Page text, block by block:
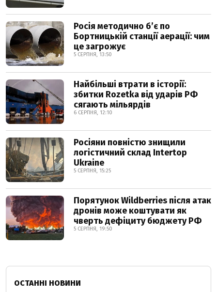
Росія методично б’є по
Бортницькій станції аерації: чим
це загрожує
5 СЕРПНЯ, 13:50
Найбільші втрати в історії:
збитки Rozetka від ударів РФ
сягають мільярдів
6 СЕРПНЯ, 12:10
Росіяни повністю знищили
логістичний склад Intertop
Ukraine
5 СЕРПНЯ, 15:25
Порятунок Wildberries після атак
дронів може коштувати як
чверть дефіциту бюджету РФ
5 СЕРПНЯ, 19:50
ОСТАННІ НОВИНИ